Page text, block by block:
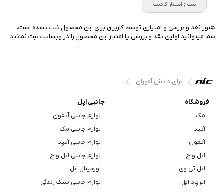
ثبت و انتشار کامنت
هنوز نقد و بررسی و امتیازی توسط کاربران برای این محصول ثبت نشده است،
شما میتوانید اولین نقد و بررسی یا امتیاز این محصول را در وبسایت ثبت نمائید.
برای دانش آموزان
فروشگاه
مک
آیپد
آیفون
اپل واچ
اپل تی وی
ایرپاد اپل
جانبی اپل
لوازم جانبی آیفون
لوازم جانبی مک
لوازم جانبی آیپد
لوازم جانبی اپل واچ
اورجینال اپل
لوازم جانبی سبک زندگی